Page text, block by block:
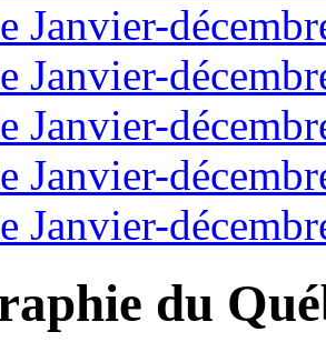
Janvier-
Janvier-
Janvier-
Janvier-
Janvier-
du